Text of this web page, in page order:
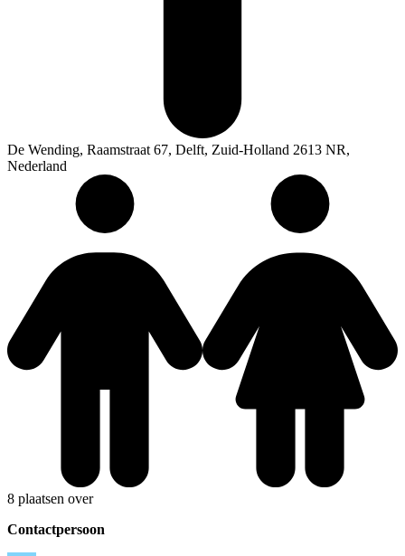
De Wending, Raamstraat 67, Delft, Zuid-Holland 2613 NR,
Nederland
8 plaatsen over
Contactpersoon